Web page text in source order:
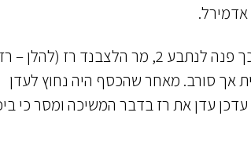
3. במהלך חודש ינואר 2017 נזקק עדן לסכום כסף לצורך אישי. לשם כך פנה לנתבע 2, מר הלצבנד רז
אך סורב. מאחר שהכסף היה נחוץ לעדן
בדחיפות, הוא משך אותו מאדמירל כהלוואת בעלים. ביום 14.02.2017 עדכן עדן את רז בדבר המשיכה